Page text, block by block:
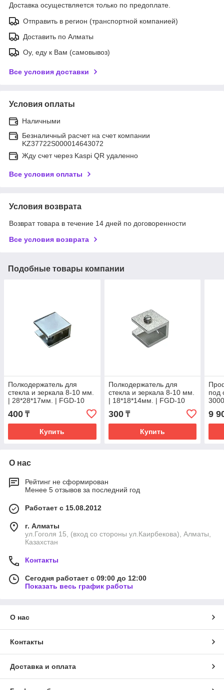
Доставка осуществляется только по предоплате.
Отправить в регион (транспортной компанией)
Доставить по Алматы
Оу, еду к Вам (самовывоз)
Все условия доставки
Условия оплаты
Наличными
Безналичный расчет на счет компании
KZ37722S000014643072
Жду счет через Kaspi QR удаленно
Все условия оплаты
Условия возврата
Возврат товара в течение 14 дней по договоренности
Все условия возврата
Подобные товары компании
Полкодержатель для
стекла и зеркала 8-10 мм.
| 28*28*17мм. | FGD-10
CR | Хром
400 ₸
Купить
Полкодержатель для
стекла и зеркала 8-10 мм.
| 18*18*14мм. | FGD-10
CR | Хром
300₸
Купить
под
9
О нас
Рейтинг не сформирован
Менее 5 отзывов за последний год
Работает с 15.08.2012
г. Алматы
ул.Гоголя 15, (вход со стороны ул.Каирбекова), Алматы,
Казахстан
Контакты
Сегодня работает с 09:00 до 12:00
Показать весь график работы
О нас
Контакты
Доставка и оплата